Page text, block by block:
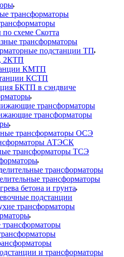
трансформаторы
схеме Скотта
трансформаторы
подстанции ТП
2КТП
КМТП
КСТП
БКТП в сэндвиче
трансформаторы
трансформаторы
трансформаторы ОСЭ
АТЭСК
трансформаторы ТСЭ
трансформаторы
трансформаторы
бетона и грунта
подстанции
трансформаторы
и трансформаторы